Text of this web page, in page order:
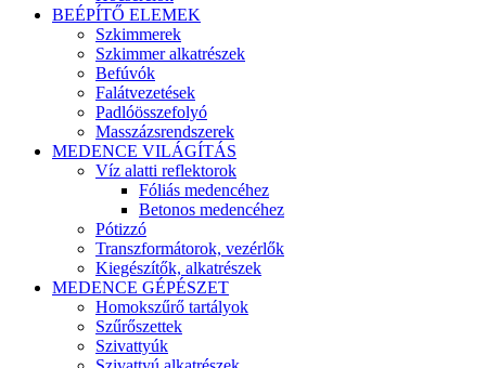
BEÉPÍTŐ ELEMEK
Szkimmerek
Szkimmer alkatrészek
Befúvók
Falátvezetések
Padlóösszefolyó
Masszázsrendszerek
MEDENCE VILÁGÍTÁS
Víz alatti reflektorok
Fóliás medencéhez
Betonos medencéhez
Pótizzó
Transzformátorok, vezérlők
Kiegészítők, alkatrészek
MEDENCE GÉPÉSZET
Homokszűrő tartályok
Szűrőszettek
Szivattyúk